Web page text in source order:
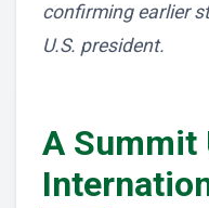
confirming earlier
U.S. president.
A Summit